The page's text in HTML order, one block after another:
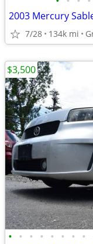
2003 Mercury
7/28 134k mi
• • • • • • • •
$3,500